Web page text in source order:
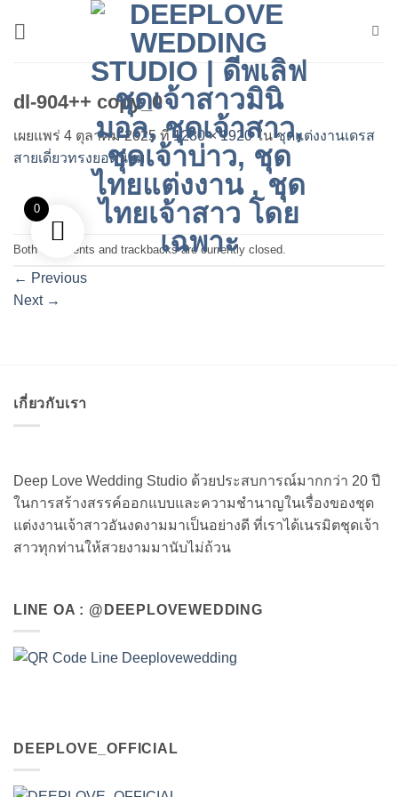
dl-904++ copy_0
เผยแพร่ 4 ตุลาคม 2025 ที่1280 × 1920ในชุดแต่งงานเดรส
สายเดี่ยวทรงยอดนิยม
Both comments and trackbacks are currently closed.
← Previous
Next →
เกี่ยวกับเรา
Deep Love Wedding Studio ด้วยประสบการณ์มากกว่า 20 ปี
ในการสร้างสรรค์ออกแบบและความชำนาญในเรื่องของชุด
แต่งงานเจ้าสาวอันงดงามมาเป็นอย่างดี ที่เราได้เนรมิตชุดเจ้า
สาวทุกท่านให้สวยงามมานับไม่ถ้วน
LINE OA : @DEEPLOVEWEDDING
DEEPLOVE_OFFICIAL
0